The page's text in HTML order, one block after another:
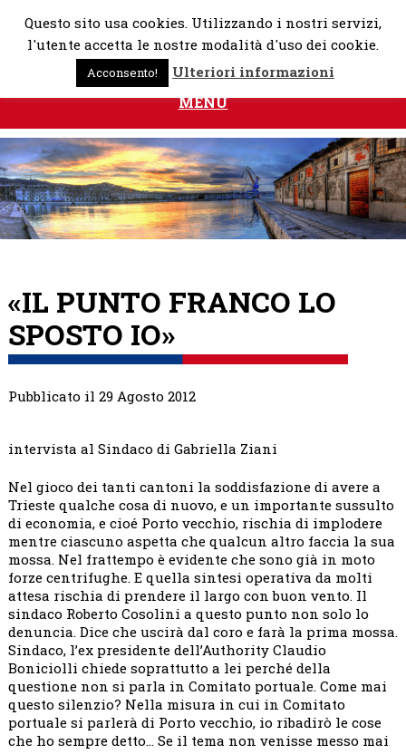
Skip
MENU
«IL PUNTO FRANCO LO
SPOSTO IO»
Pubblicato il 29 Agosto 2012
intervista al Sindaco di Gabriella Ziani
Nel gioco dei tanti cantoni la soddisfazione di avere a
Trieste qualche cosa di nuovo, e un importante sussulto
di economia, e cioé Porto vecchio, rischia di implodere
mentre ciascuno aspetta che qualcun altro faccia la sua
mossa. Nel frattempo è evidente che sono già in moto
forze centrifughe. E quella sintesi operativa da molti
attesa rischia di prendere il largo con buon vento. Il
sindaco Roberto Cosolini a questo punto non solo lo
denuncia. Dice che uscirà dal coro e farà la prima mossa.
Sindaco, l’ex presidente dell’Authority Claudio
Boniciolli chiede soprattutto a lei perché della
questione non si parla in Comitato portuale. Come mai
questo silenzio? Nella misura in cui in Comitato
portuale si parlerà di Porto vecchio, io ribadirò le cose
che ho sempre detto… Se il tema non venisse messo mai
Questo sito usa cookies. Utilizzando i nostri servizi,
l'utente accetta le nostre modalità d'uso dei cookie.
Acconsento! Ulteriori informazioni